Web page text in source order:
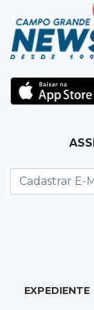
Suspeitos
FAB
Dólar
cotado a
95º
após
18:36
EXPEDIENTE